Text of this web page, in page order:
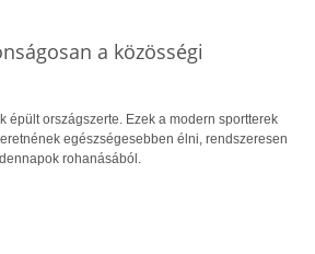
a közösségi
országszerte. Ezek a modern sportterek
egészségesebben élni, rendszeresen
rohanásából.